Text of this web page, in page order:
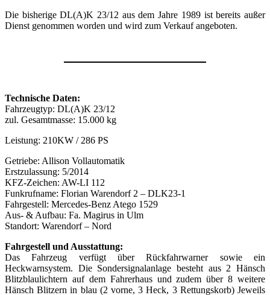
Die bisherige DL(A)K 23/12 aus dem Jahre 1989 ist bereits außer
Dienst genommen worden und wird zum Verkauf angeboten.
Technische Daten:
Fahrzeugtyp: DL(A)K 23/12
zul. Gesamtmasse: 15.000 kg
Leistung: 210KW / 286 PS
Getriebe: Allison Vollautomatik
Erstzulassung: 5/2014
KFZ-Zeichen: AW-LI 112
Funkrufname: Florian Warendorf 2 – DLK23-1
Fahrgestell: Mercedes-Benz Atego 1529
Aus- & Aufbau: Fa. Magirus in Ulm
Standort: Warendorf – Nord
Fahrgestell und Ausstattung:
Das Fahrzeug verfügt über Rückfahrwarner sowie ein
Heckwarnsystem. Die Sondersignalanlage besteht aus 2 Hänsch
Blitzblaulichtern auf dem Fahrerhaus und zudem über 8 weitere
Hänsch Blitzern in blau (2 vorne, 3 Heck, 3 Rettungskorb) Jeweils